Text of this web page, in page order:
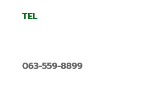
TEL
063-559-8899